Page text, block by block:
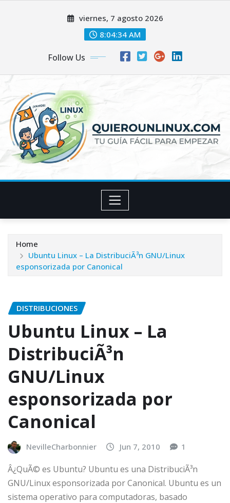
viernes, 7 agosto 2026
8:04:35 AM
Follow Us
Home
Ubuntu Linux – La DistribuciÃ³n GNU/Linux
esponsorizada por Canonical
DISTRIBUCIONES
Ubuntu Linux – La
DistribuciÃ³n
GNU/Linux
esponsorizada por
Canonical
NevilleCharbonnier Jun 7, 2010 1
Â¿QuÃ© es Ubuntu? Ubuntu es una DistribuciÃ³n
GNU/Linux esponsorizada por Canonical. Ubuntu es un
sistema operativo para computadoras, basado